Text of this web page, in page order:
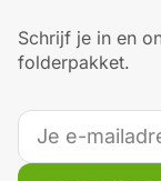
Schrijf je in en
folderpakket.